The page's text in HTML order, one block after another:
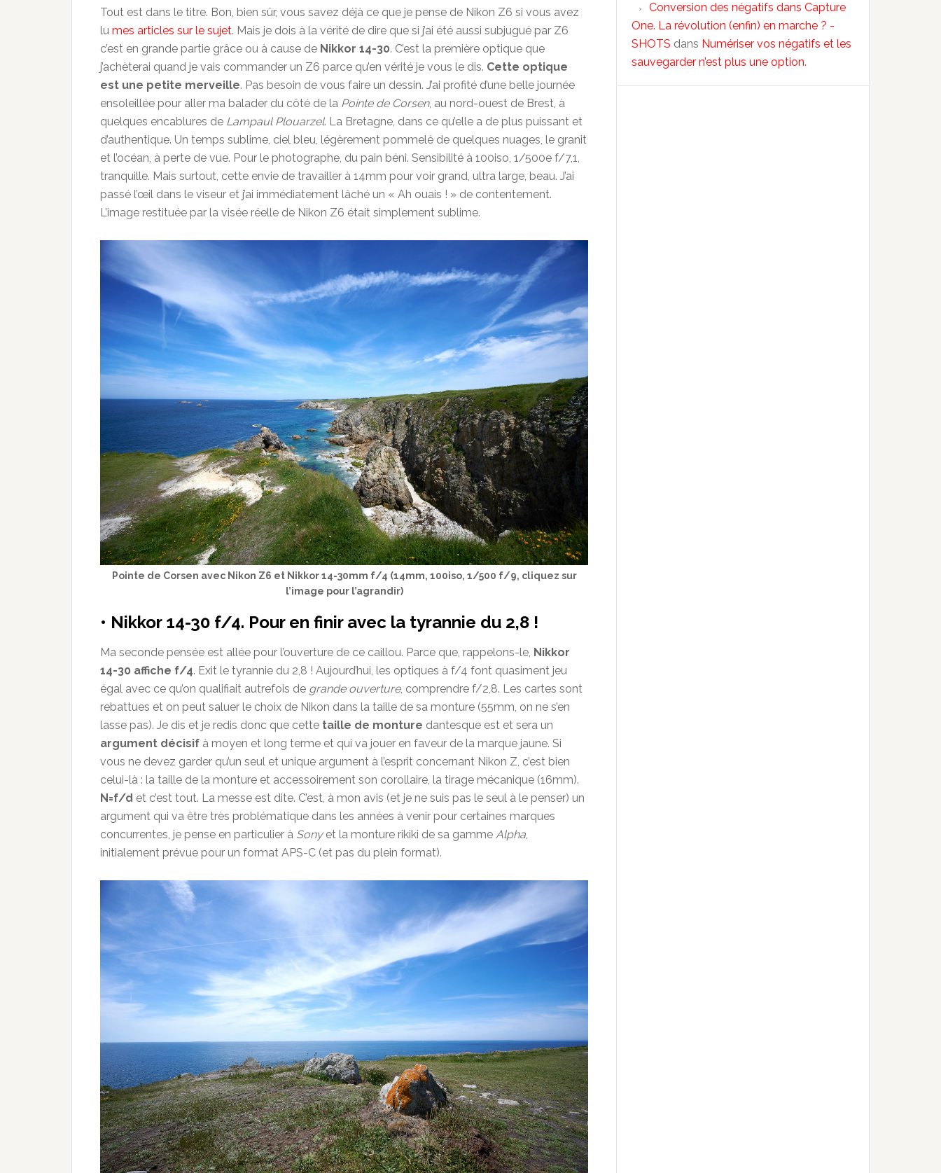
Tout est dans le titre. Bon, bien sûr, vous savez déjà ce que je pense de Nikon Z6 si vous avez
lu mes articles sur le sujet. Mais je dois à la vérité de dire que si j’ai été aussi subjugué par Z6
c’est en grande partie grâce ou à cause de Nikkor 14-30. C’est la première optique que
j’achèterai quand je vais commander un Z6 parce qu’en vérité je vous le dis. Cette optique
est une petite merveille. Pas besoin de vous faire un dessin. J’ai profité d’une belle journée
ensoleillée pour aller ma balader du côté de la Pointe de Corsen, au nord-ouest de Brest, à
quelques encablures de Lampaul Plouarzel. La Bretagne, dans ce qu’elle a de plus puissant et
d’authentique. Un temps sublime, ciel bleu, légèrement pommelé de quelques nuages, le granit
et l’océan, à perte de vue. Pour le photographe, du pain béni. Sensibilité à 100iso, 1/500e f/7,1,
tranquille. Mais surtout, cette envie de travailler à 14mm pour voir grand, ultra large, beau. J’ai
passé l’œil dans le viseur et j’ai immédiatement lâché un « Ah ouais ! » de contentement.
L’image restituée par la visée réelle de Nikon Z6 était simplement sublime.
Pointe de Corsen avec Nikon Z6 et Nikkor 14-30mm f/4 (14mm, 100iso, 1/500 f/9, cliquez sur
l’image pour l’agrandir)
• Nikkor 14-30 f/4. Pour en finir avec la tyrannie du 2,8 !
Ma seconde pensée est allée pour l’ouverture de ce caillou. Parce que, rappelons-le, Nikkor
14-30 affiche f/4. Exit le tyrannie du 2,8 ! Aujourd’hui, les optiques à f/4 font quasiment jeu
égal avec ce qu’on qualifiait autrefois de grande ouverture, comprendre f/2,8. Les cartes sont
rebattues et on peut saluer le choix de Nikon dans la taille de sa monture (55mm, on ne s’en
lasse pas). Je dis et je redis donc que cette taille de monture dantesque est et sera un
argument décisif à moyen et long terme et qui va jouer en faveur de la marque jaune. Si
vous ne devez garder qu’un seul et unique argument à l’esprit concernant Nikon Z, c’est bien
celui-là : la taille de la monture et accessoirement son corollaire, la tirage mécanique (16mm).
N=f/d et c’est tout. La messe est dite. C’est, à mon avis (et je ne suis pas le seul à le penser) un
argument qui va être très problématique dans les années à venir pour certaines marques
concurrentes, je pense en particulier à Sonyet la monture rikiki de sa gamme Alpha
initialement prévue pour un format APS-C (et pas du plein format).
Conversion des négatifs dans Capture
One. La révolution (enfin) en marche ? -
SHOTS dans Numériser vos négatifs et les
sauvegarder n’est plus une option.